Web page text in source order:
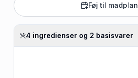
Føj til madplan
4 ingredienser og 2 basisvarer